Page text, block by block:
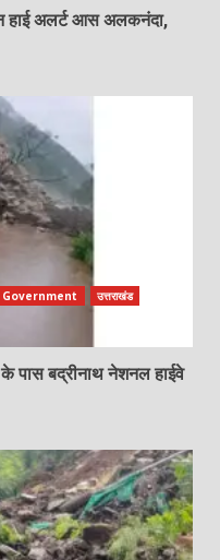
हाई अलर्ट आस अलकनंदा,
उत्तराखंड
पास बद्रीनाथ नेशनल हाईवे